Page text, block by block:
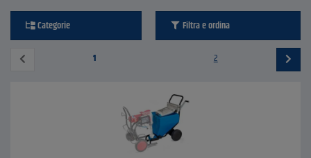
Categorie Filtra e ordina
1 2